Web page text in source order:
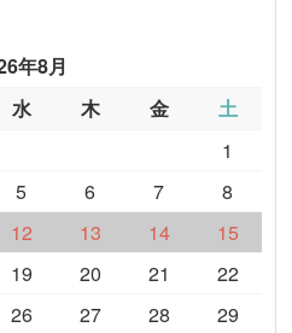
年8月
水 木 金
土
1
5 6 7
8
12 13 14
15
19 20 21
22
26 27 28
29